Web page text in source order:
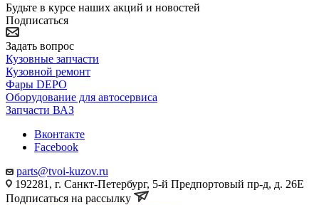
Будьте в курсе наших акций и новостей
Подписаться
Задать вопрос
Кузовные запчасти
Кузовной ремонт
Фары DEPO
Оборудование для автосервиса
Запчасти ВАЗ
Вконтакте
Facebook
parts@tvoi-kuzov.ru
192281, г. Санкт-Петербург, 5-й Предпортовый пр-д, д. 26Е
Подписаться на рассылку